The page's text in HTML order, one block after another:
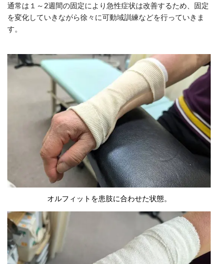
通常は１～2週間の固定により急性症状は改善するため、固定
を変化していきながら徐々に可動域訓練などを行っていきま
す。
オルフィットを患肢に合わせた状態。